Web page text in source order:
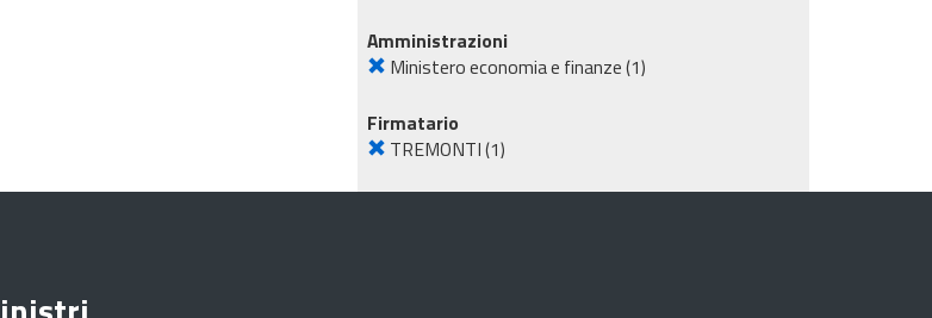
Amministrazioni
Ministero economia e finanze(1)
Firmatario
TREMONTI(1)